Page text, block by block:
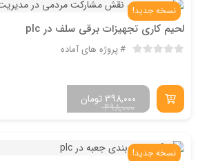
نسخه جدید!
لحیم کاری تجهیزات برقی سلف در plc
پروژه های آماده
498,000
تومان398,000
نسخه جدید!